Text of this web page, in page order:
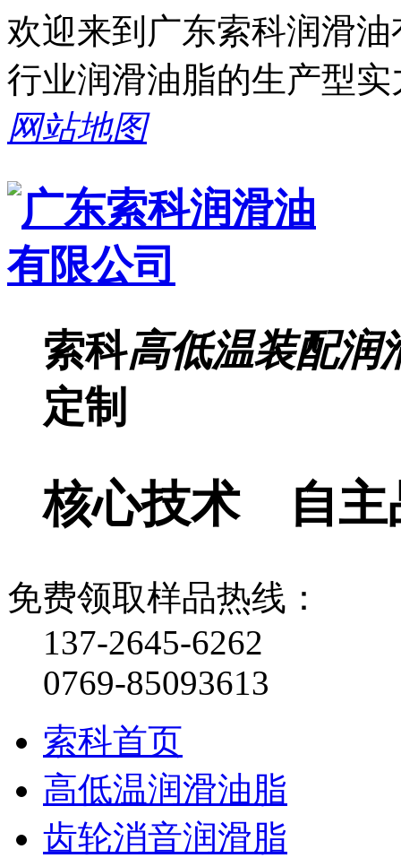
欢迎来到广东索科润滑
行业润滑油脂的生产型
网站地图
索科高低温装配润
定制
核心技术 自
免费领取样品热线：
137-2645-6262
0769-85093613
索科首页
高低温润滑油脂
齿轮消音润滑脂